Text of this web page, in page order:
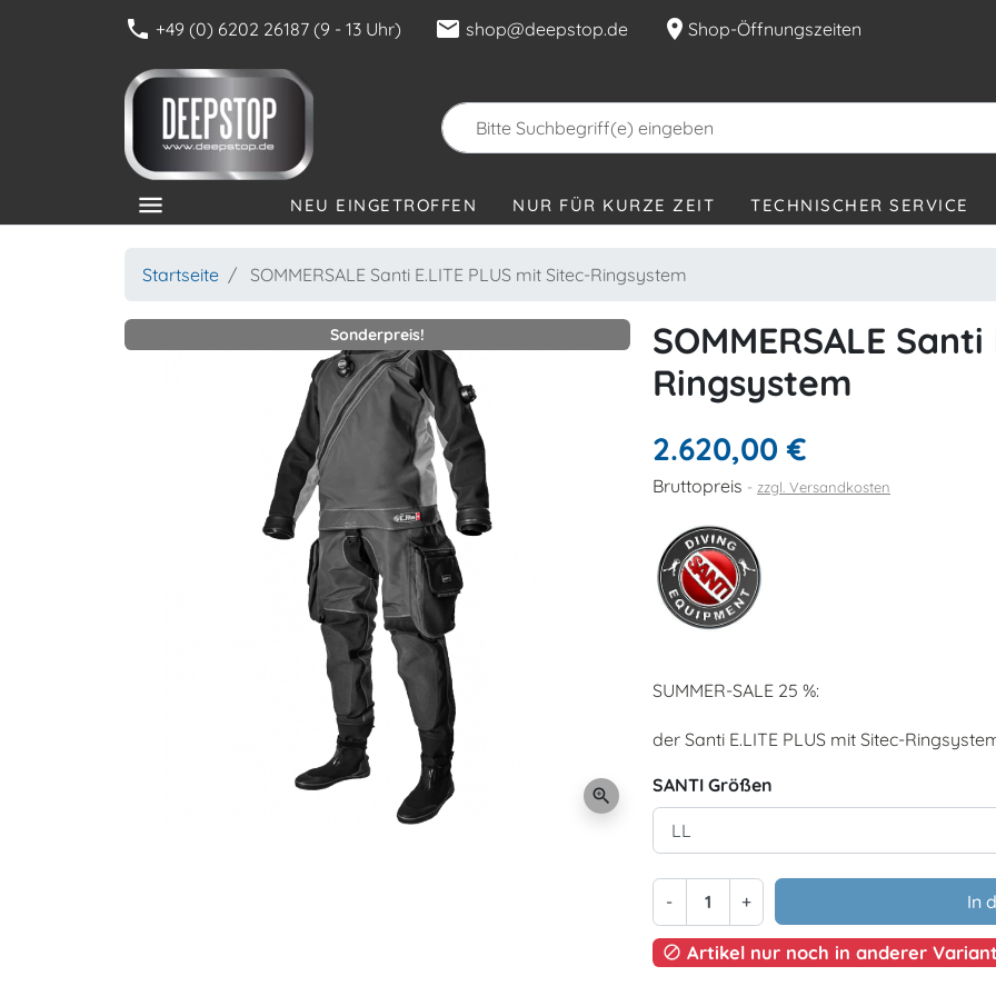
phone +49 (0) 6202 26187 (9 - 13 Uhr) mail shop@deepstop.de location_on Shop-Öffnungszeiten
menu NEU EINGETROFFEN NUR FÜR KURZE ZEIT TECHNISCHER SERVICE
Startseite SOMMERSALE Santi E.LITE PLUS mit Sitec-Ringsystem
Sonderpreis!
zoom_in
SOMMERSALE
Ringsystem
2.620,00 €
Bruttopreis zzgl. Versandkosten
SUMMER-SALE 25 %:
der Santi E.LITE PLUS mit Sitec-
SANTI Größen
- + In
 Artikel nur noch in anderer